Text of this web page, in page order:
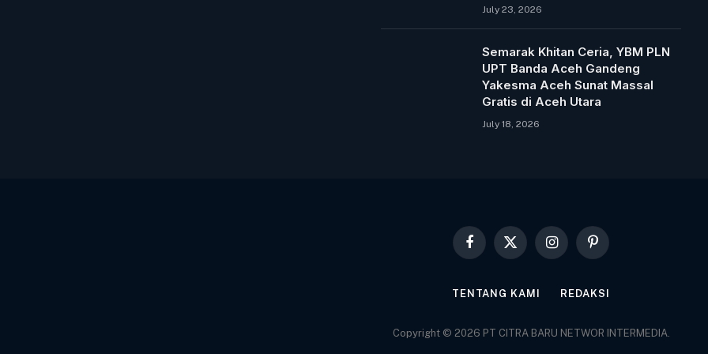
July 23, 2026
Semarak Khitan Ceria, YBM PLN
UPT Banda Aceh Gandeng
Yakesma Aceh Sunat Massal
Gratis di Aceh Utara
July 18, 2026
Facebook
X
InstagramPinterest
TENTANG KAMI REDAKSI
Copyright © 2026 PT CITRA BARU NETWOR INTERMEDIA.